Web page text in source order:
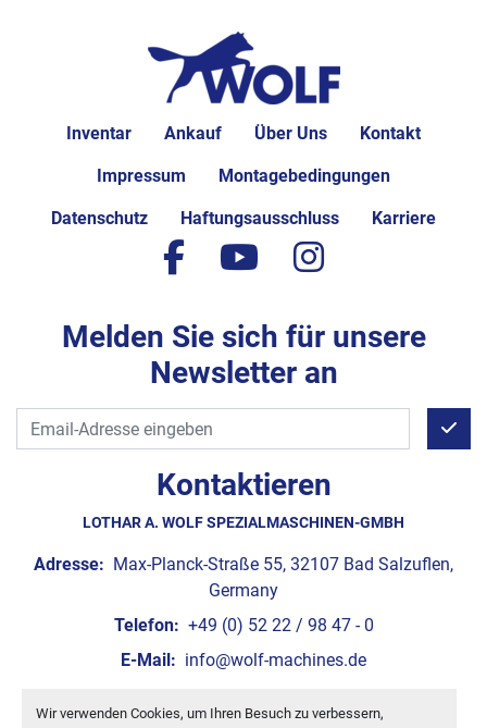
Wir verwenden Cookies, um Ihren Besuch zu verbessern,
Inventar Ankauf Über Uns Kontakt
Impressum Montagebedingungen
Datenschutz Haftungsausschluss Karriere
Kontaktieren
LOTHAR A. WOLF SPEZIALMASCHINEN-GMBH
Adresse: Max-Planck-Straße 55, 32107 Bad Salzuflen,
Germany
Telefon: +49 (0) 52 22 / 98 47 - 0
E-Mail: info@wolf-machines.de
Cookie-Einstellungen
facebook
youtubeinstagram
Melden Sie sich für unsere
Newsletter an